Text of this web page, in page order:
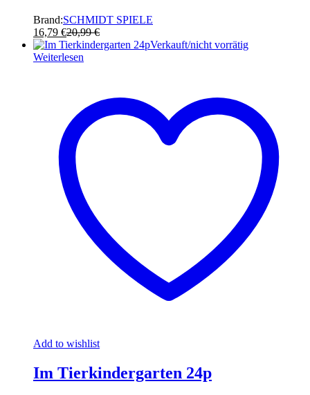
Brand:SCHMIDT SPIELE
16,79 €20,99€
Verkauft/nicht vorrätig
Weiterlesen
Add to wishlist
Im Tierkindergarten 24p